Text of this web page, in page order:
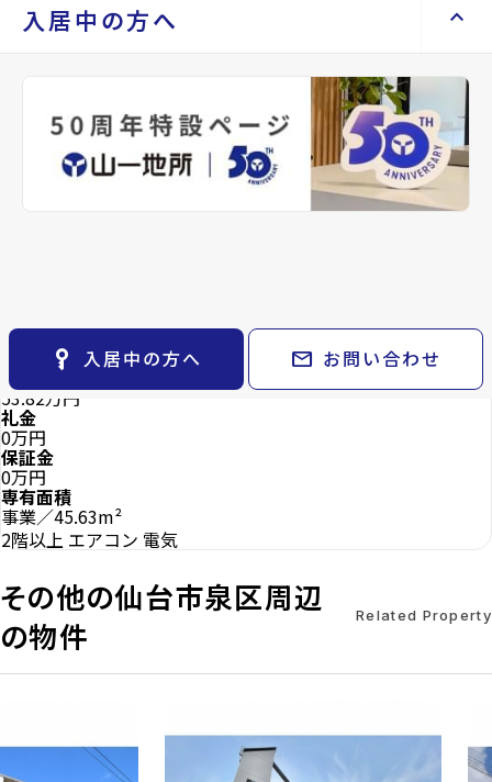
土地を探す
エリアから探す
train
路線から探す
事業用・投資用を探す keyboard_arrow_right
検索条件
閲覧履歴 keyboard_arrow_right
マイホームを考え始めたら
ご購入の流れ・諸費用
不動産を売却したい keyboard_arrow_right
相続相談をしたい keyboard_arrow_right
不動産に投資したい keyboard_arrow_right
会社概要・沿革 keyboard_arrow_right
keyboard_arrow_right
パーパス keyboard_arrow_right
CM紹介
社宅をお探しの方へ keyboard_arrow_right
keyboard_arrow_right
レンタルオフィス keyboard_arrow_right
貸会議室 keyboard_arrow_right
open_in_new
入居中の方へ keyboard_arrow_up
keyboard_arrow_right
退去される方へ keyboard_arrow_right
※準備中 住まいのしおり（PDF）
key_vertical 入居中の方へ mail お問い合わせ
mail
お問い合わせ
敷金
53.82万円
礼金
0万円
保証金
0万円
専有面積
事業／45.63m²
2階以上 エアコン 電気
その他の仙台市泉区周辺
の物件
Related Property